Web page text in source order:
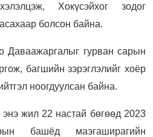
Хокүсэйхог зодог
болсон байна.
Даваажаргалыг гурван сарын
багшийн зэрэглэлийг хоёр
ноогдуулсан байна.
жил 22 настай бөгөөд 2023
башёд маэгаширагийн